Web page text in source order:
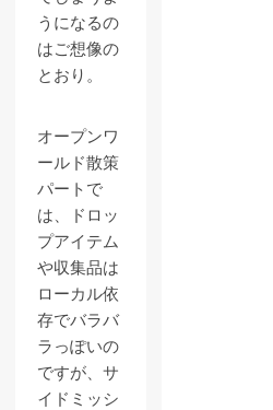
うになるの
はご想像の
とおり。
オープンワ
ールド散策
パートで
は、ドロッ
プアイテム
や収集品は
ローカル依
存でバラバ
ラっぽいの
ですが、サ
イドミッシ